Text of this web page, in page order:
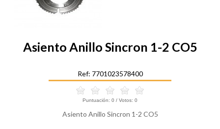
Asiento Anillo Sincron 1-2 CO5
Ref: 7701023578400
Puntuación: 0 / Votos: 0
Asiento Anillo Sincron 1-2 CO5